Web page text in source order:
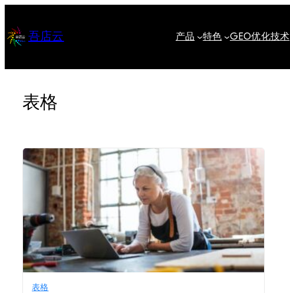
至
内
容
吾店云 产品 特色 GEO优化技术
表格
表格